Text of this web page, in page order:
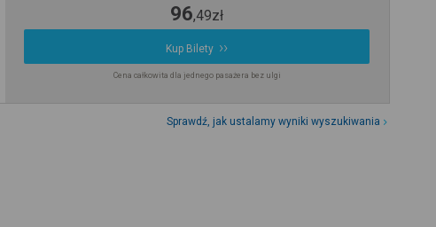
96,49zł
Kup Bilety
Cena całkowita dla jednego pasażera bez ulgi
Sprawdź, jak ustalamy wyniki wyszukiwania